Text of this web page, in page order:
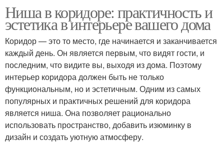
Ниша в коридоре: практичность и
эстетика в интерьере вашего дома
Коридор — это то место, где начинается и заканчивается
каждый день. Он является первым, что видят гости, и
последним, что видите вы, выходя из дома. Поэтому
интерьер коридора должен быть не только
функциональным, но и эстетичным. Одним из самых
популярных и практичных решений для коридора
является ниша. Она позволяет рационально
использовать пространство, добавить изюминку в
дизайн и создать уютную атмосферу.